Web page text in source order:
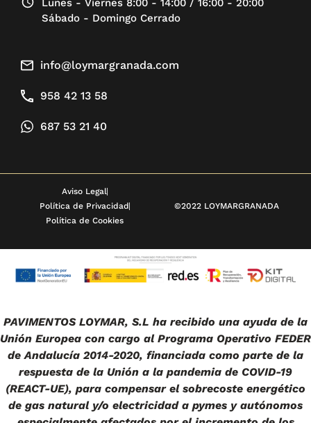
Lunes - Viernes 8:00 - 14:00 / 16:00 - 20:00
Sábado - Domingo Cerrado
info@loymargranada.com
958 42 13 58
687 53 21 40
Aviso Legal
Política de Privacidad
Política de Cookies
©2022 LOYMARGRANADA
PAVIMENTOS LOYMAR, S.L ha recibido una ayuda de la
Unión Europea con cargo al Programa Operativo FEDER
de Andalucía 2014-2020, financiada como parte de la
respuesta de la Unión a la pandemia de COVID-19
(REACT-UE), para compensar el sobrecoste energético
de gas natural y/o electricidad a pymes y autónomos